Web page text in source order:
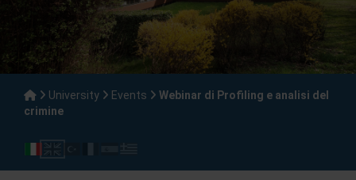
University Events
Webinar di Profiling e analisi del
crimine